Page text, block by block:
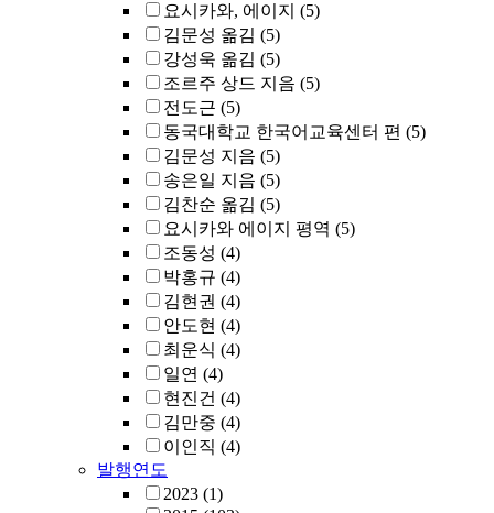
요시카와, 에이지 (5)
김문성 옮김 (5)
강성욱 옮김 (5)
조르주 상드 지음 (5)
전도근 (5)
동국대학교 한국어교육센터 편 (5)
김문성 지음 (5)
송은일 지음 (5)
김찬순 옮김 (5)
요시카와 에이지 평역 (5)
조동성 (4)
박홍규 (4)
김현권 (4)
안도현 (4)
최운식 (4)
일연 (4)
현진건 (4)
김만중 (4)
이인직 (4)
발행연도
2023 (1)